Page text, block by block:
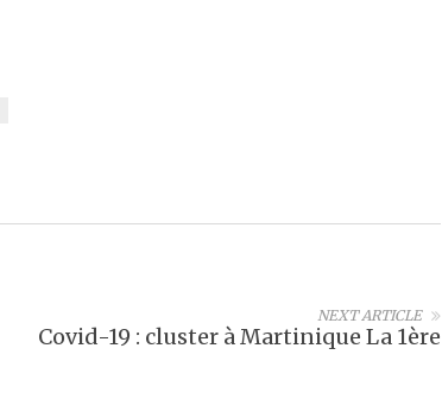
NEXT ARTICLE
Covid-19 : cluster à Martinique La 1ère